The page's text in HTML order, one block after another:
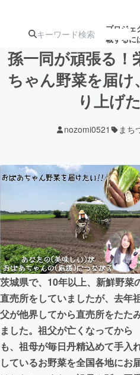
プロジェ
載するに
注目のリ 注目の新着プ
ジェクト
テクノロジー・ガジ
映像・映画
ビジネス・起業
まちづくり・地域活性
CAMPFIRE for Social Good
CAMPFIREふるさと納税
孫一同が頑張る！
ちゃん野菜を届
り上げ
nozomi0521 まち
茨城県で、10年以上、新鮮野菜
直売所をしていましたが、去年
父が他界してから直売所をたた
ました。祖父が亡くなってから
も、祖母が毎日丹精込めて手入
しているお野菜を全国各地にお